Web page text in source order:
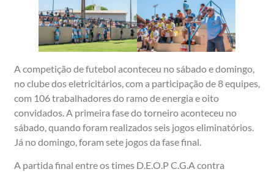
A competição de futebol aconteceu no sábado e domingo,
no clube dos eletricitários, com a participação de 8 equipes,
com 106 trabalhadores do ramo de energia e oito
convidados. A primeira fase do torneiro aconteceu no
sábado, quando foram realizados seis jogos eliminatórios.
Já no domingo, foram sete jogos da fase final.
A partida final entre os times D.E.O.P C.G.A contra